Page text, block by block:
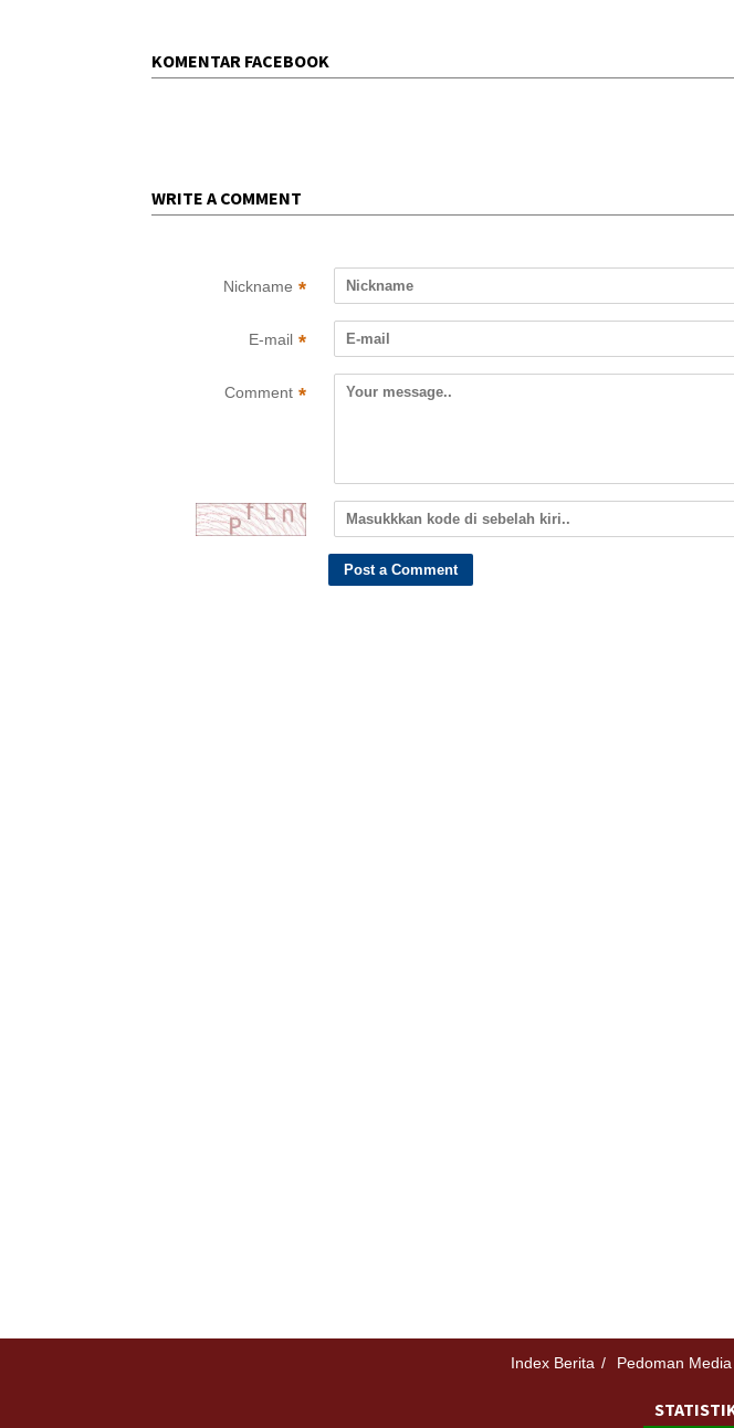
KOMENTAR FACEBOOK
WRITE A COMMENT
Nickname *
E-mail *
Comment *
Index Berita Pedoman